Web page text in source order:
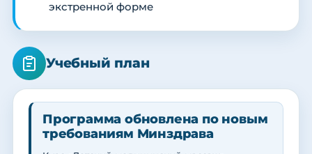
экстренной форме
Учебный план
Программа обновлена по новым
требованиям Минздрава